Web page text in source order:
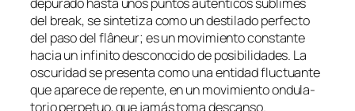
del break, se sin­te­ti­za co­mo un des­ti­la­do per­fec­to
del pa­so del flâ­neur; es un mo­vi­mien­to cons­tan­te
ha­cia un in­fi­ni­to des­co­no­ci­do de po­si­bi­li­da­des. La
os­cu­ri­dad se pre­sen­ta co­mo una en­ti­dad fluc­tuan­te
que apa­re­ce de re­pen­te, en un mo­vi­mien­to on­du­la­
to­rio per­pe­tuo, que ja­más to­ma des­can­so.